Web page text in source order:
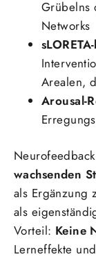
Grübelns
Networks
Arealen,
Arousal-
wachsenden
als Ergänzung
als
Vorteil: Keine
Lerneffekte